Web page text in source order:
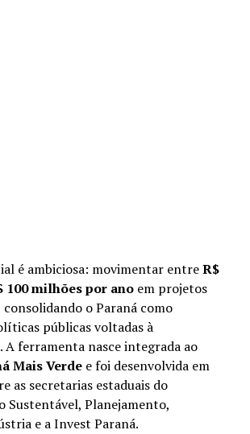
é ambiciosa: movimentar entreR$
100 milhões por anoem projetos
o Paraná como
públicas voltadas à
A ferramenta nasce integrada ao
Mais Verdee foi desenvolvida em
as secretarias estaduais do
Sustentável, Planejamento,
e a Invest Paraná.